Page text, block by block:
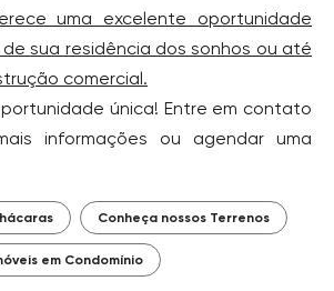
uma excelente oportunidade
sua residência dos sonhos ou até
comercial.
única! Entre em contato
informações ou agendar uma
Conheça nossos Terrenos
em Condomínio